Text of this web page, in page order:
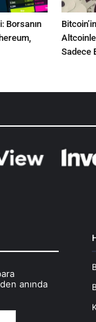
Borsanın
Sadece
anında